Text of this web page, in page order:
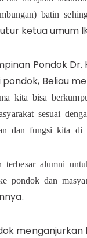
batin
ketua umum
Pondok Dr.
Beliau
kita bisa
sesuai
dan fungsi kita di
terbesar alumni
pondok dan